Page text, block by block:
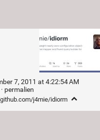
7, 2011 at 4:22:54 AM
permalien
j4mie/idiorm